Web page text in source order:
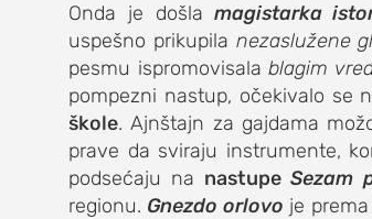
Onda je došla magistarka
uspešno prikupila nezaslužene
pesmu ispromovisala blagim
pompezni nastup, očekivalo se
škole. Ajnštajn za gajdama
prave da sviraju instrumente,
podsećaju na nastupeSezam
regionu. Gnezdo orlovo je